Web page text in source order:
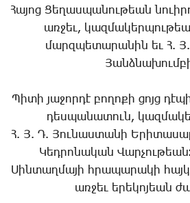
Հայոց Ցեղասպանութեան
առջեւ,
մարզպետարանին եւ Հ.
Պիտի յաջորդէ բողոքի ցոյց
դեսպանատուն,
Հ. Յ. Դ. Յունաստանի
Կեդրոնական
Սինտաղմայի հրապարակի
առջեւ երեկոյեան